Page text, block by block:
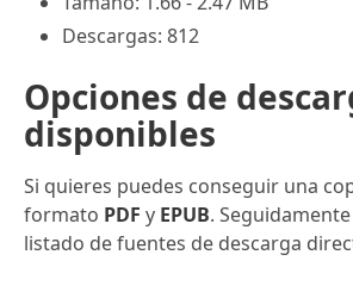
Descargas: 812
Opciones de
disponibles
Si quieres puedes conseguir una
formato PDF y EPUB.
listado de fuentes de descarga